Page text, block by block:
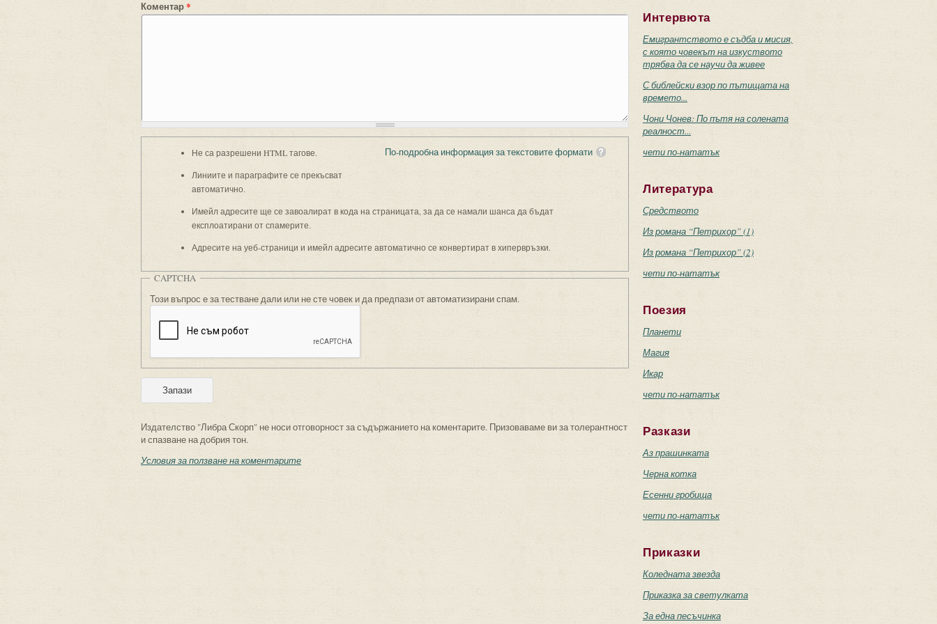
Коментар*
По-подробна информация за текстовите формати
Не са разрешени HTML тагове.
Линиите и параграфите се прекъсват
автоматично.
Имейл адресите ще се завоалират в кода на страницата, за да се намали шанса да бъдат
експлоатирани от спамерите.
Адресите на уеб-страници и имейл адресите автоматично се конвертират в хипервръзки.
CAPTCHA
Този въпрос е за тестване дали или не сте човек и да предпази от автоматизирани спам.
Издателство "Либра Скорп" не носи отговорност за съдържанието на коментарите. Призоваваме ви за толерантност
и спазване на добрия тон.
Условия за ползване на коментарите
Интервюта
Емигрантството е съдба и мисия,
с която човекът на изкуството
трябва да се научи да живее
С библейски взор по пътищата на
времето...
Чони Чонев: По пътя на солената
реалност...
чети по-нататък
Литература
Средството
Из романа “Петрихор” (1)
Из романа “Петрихор” (2)
чети по-нататък
Поезия
Планети
Магия
Икар
чети по-нататък
Разкази
Аз прашинката
Черна котка
Есенни гробища
чети по-нататък
Приказки
Коледната звезда
Приказка за светулката
За една песъчинка